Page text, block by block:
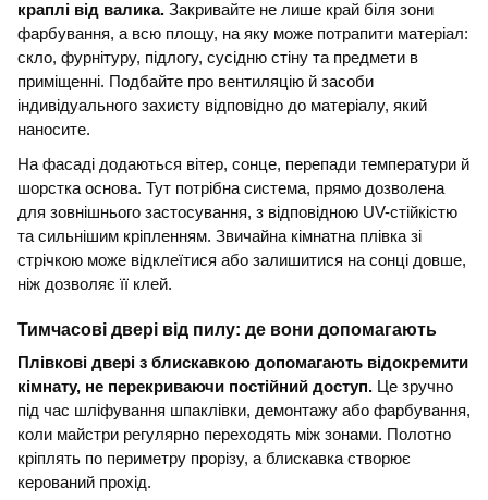
краплі від валика. Закривайте не лише край біля зони
фарбування, а всю площу, на яку може потрапити матеріал:
скло, фурнітуру, підлогу, сусідню стіну та предмети в
приміщенні. Подбайте про вентиляцію й засоби
індивідуального захисту відповідно до матеріалу, який
наносите.
На фасаді додаються вітер, сонце, перепади температури й
шорстка основа. Тут потрібна система, прямо дозволена
для зовнішнього застосування, з відповідною UV-стійкістю
та сильнішим кріпленням. Звичайна кімнатна плівка зі
стрічкою може відклеїтися або залишитися на сонці довше,
ніж дозволяє її клей.
Тимчасові двері від пилу: де вони допомагають
Плівкові двері з блискавкою допомагають відокремити
кімнату, не перекриваючи постійний доступ. Це зручно
під час шліфування шпаклівки, демонтажу або фарбування,
коли майстри регулярно переходять між зонами. Полотно
кріплять по периметру прорізу, а блискавка створює
керований прохід.